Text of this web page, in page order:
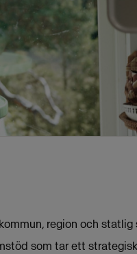
region och statlig
som tar ett